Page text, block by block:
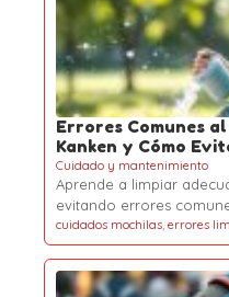
Errores Comunes
Kanken y Cómo
Cuidado y mantenimiento
Aprende a limpiar
evitando errores
cuidados mochilas, errores